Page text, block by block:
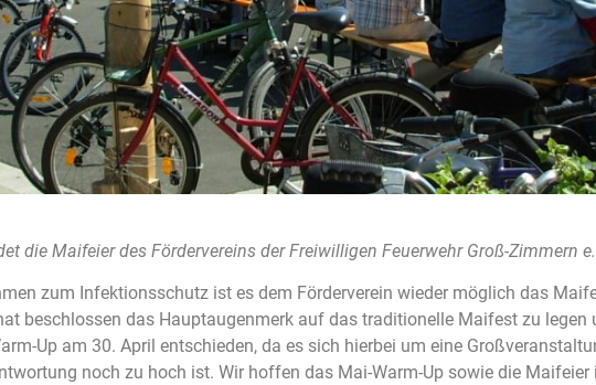
die Maifeier des Fördervereins der Freiwilligen Feuerwehr Groß-Zimmern
zum Infektionsschutz ist es dem Förderverein wieder möglich das
beschlossen das Hauptaugenmerk auf das traditionelle Maifest zu legen
Up am 30. April entschieden, da es sich hierbei um eine
noch zu hoch ist. Wir hoffen das Mai-Warm-Up sowie die